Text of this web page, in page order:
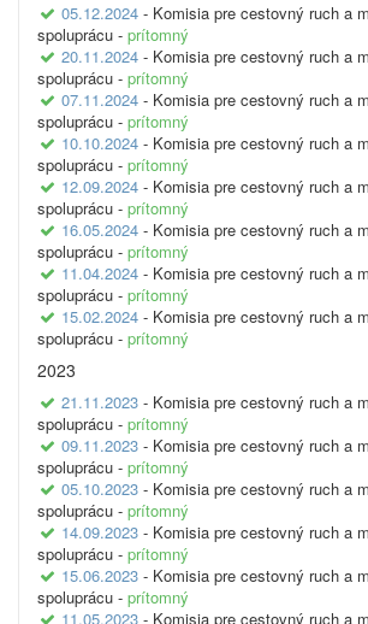
05.12.2024 - Komisia pre cestovný ruch a
spoluprácu - prítomný
20.11.2024 - Komisia pre cestovný ruch a
spoluprácu - prítomný
07.11.2024 - Komisia pre cestovný ruch a
spoluprácu - prítomný
10.10.2024 - Komisia pre cestovný ruch a
spoluprácu - prítomný
12.09.2024 - Komisia pre cestovný ruch a
spoluprácu - prítomný
16.05.2024 - Komisia pre cestovný ruch a
spoluprácu - prítomný
11.04.2024 - Komisia pre cestovný ruch a
spoluprácu - prítomný
15.02.2024 - Komisia pre cestovný ruch a
spoluprácu - prítomný
2023
21.11.2023 - Komisia pre cestovný ruch a
spoluprácu - prítomný
09.11.2023 - Komisia pre cestovný ruch a
spoluprácu - prítomný
05.10.2023 - Komisia pre cestovný ruch a
spoluprácu - prítomný
14.09.2023 - Komisia pre cestovný ruch a
spoluprácu - prítomný
15.06.2023 - Komisia pre cestovný ruch a
spoluprácu - prítomný
11.05.2023 - Komisia pre cestovný ruch a